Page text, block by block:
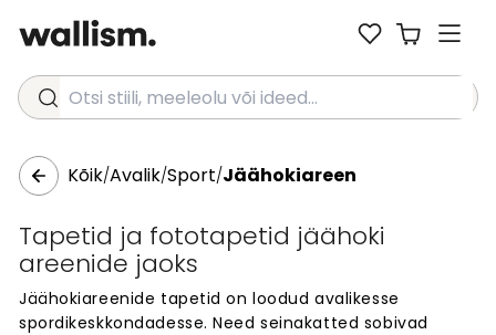
Otsi stiili, meeleolu või ideed...
Kõik/Avalik/Sport/Jäähokiareen
Tapetid ja fototapetid jäähoki
areenide jaoks
Jäähokiareenide tapetid on loodud avalikesse
spordikeskkondadesse. Need seinakatted sobivad